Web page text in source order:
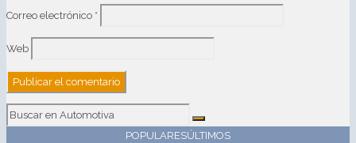
Correo electrónico *
Web
POPULARESÚLTIMOS